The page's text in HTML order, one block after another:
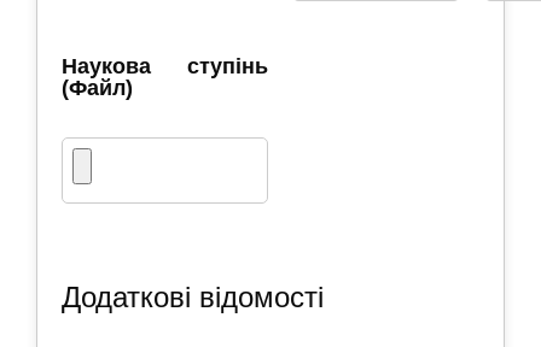
Наукова ступінь
(Файл)
Додаткові відомості